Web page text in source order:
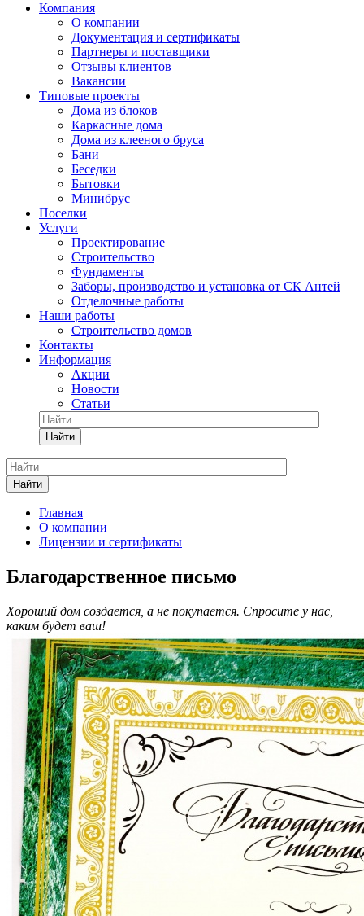
Компания
О компании
Документация и сертификаты
Партнеры и поставщики
Отзывы клиентов
Вакансии
Типовые проекты
Дома из блоков
Каркасные дома
Дома из клееного бруса
Бани
Беседки
Бытовки
Минибрус
Поселки
Услуги
Проектирование
Строительство
Фундаменты
Заборы, производство и установка от СК Антей
Отделочные работы
Наши работы
Строительство домов
Контакты
Информация
Акции
Новости
Статьи
Найти
Найти
Главная
О компании
Лицензии и сертификаты
Благодарственное письмо
Хороший дом создается, а не покупается. Спросите у нас,
каким будет ваш!